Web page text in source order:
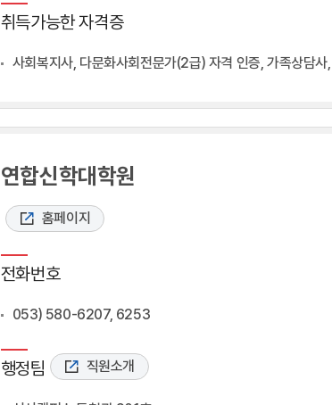
취득가능한 자격증
사회복지사, 다문화사회전문가(2급) 자격 인증, 가족상담사
연합신학대학원
홈페이지
전화번호
053) 580-6207, 6253
행정팀 직원소개